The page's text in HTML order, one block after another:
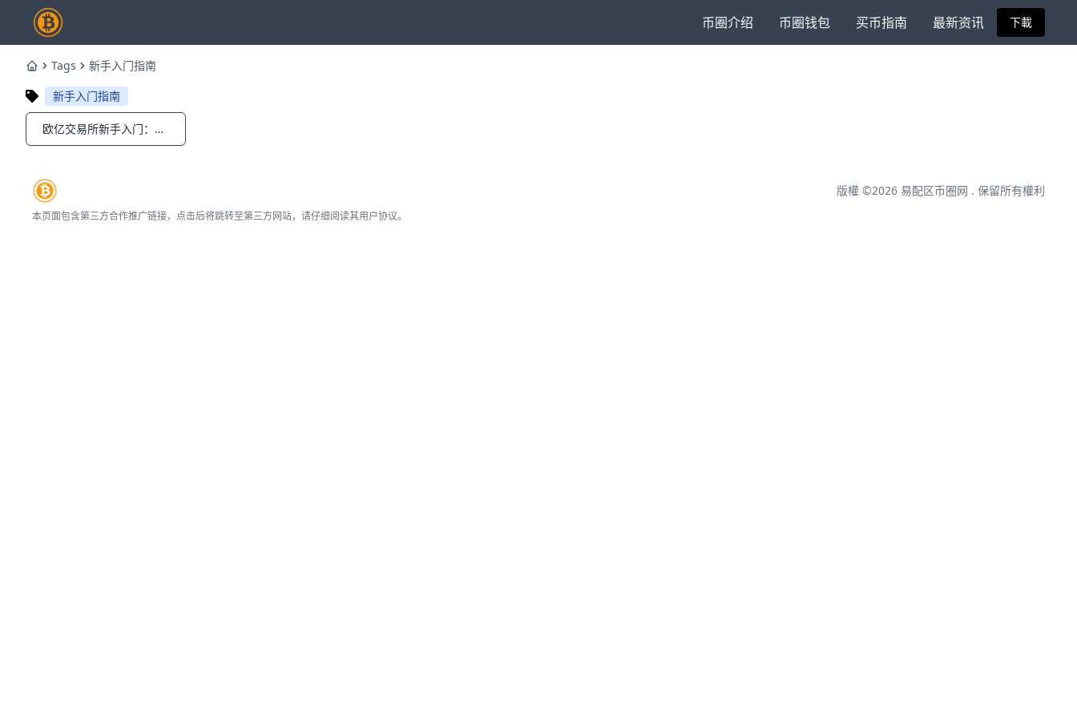
币圈介绍 币圈钱包 买币指南 最新资讯 下載
HomeTags
新手入门指南
新手入门指南
Notifications 欧亿交易所新手入门：注册开户、数字钱包与基础交易全攻略
版權 ©2026 易配区币圈网 . 保留所有權利
本页面包含第三方合作推广链接，点击后将跳转至第三方网站，请仔细阅读其用户协议。